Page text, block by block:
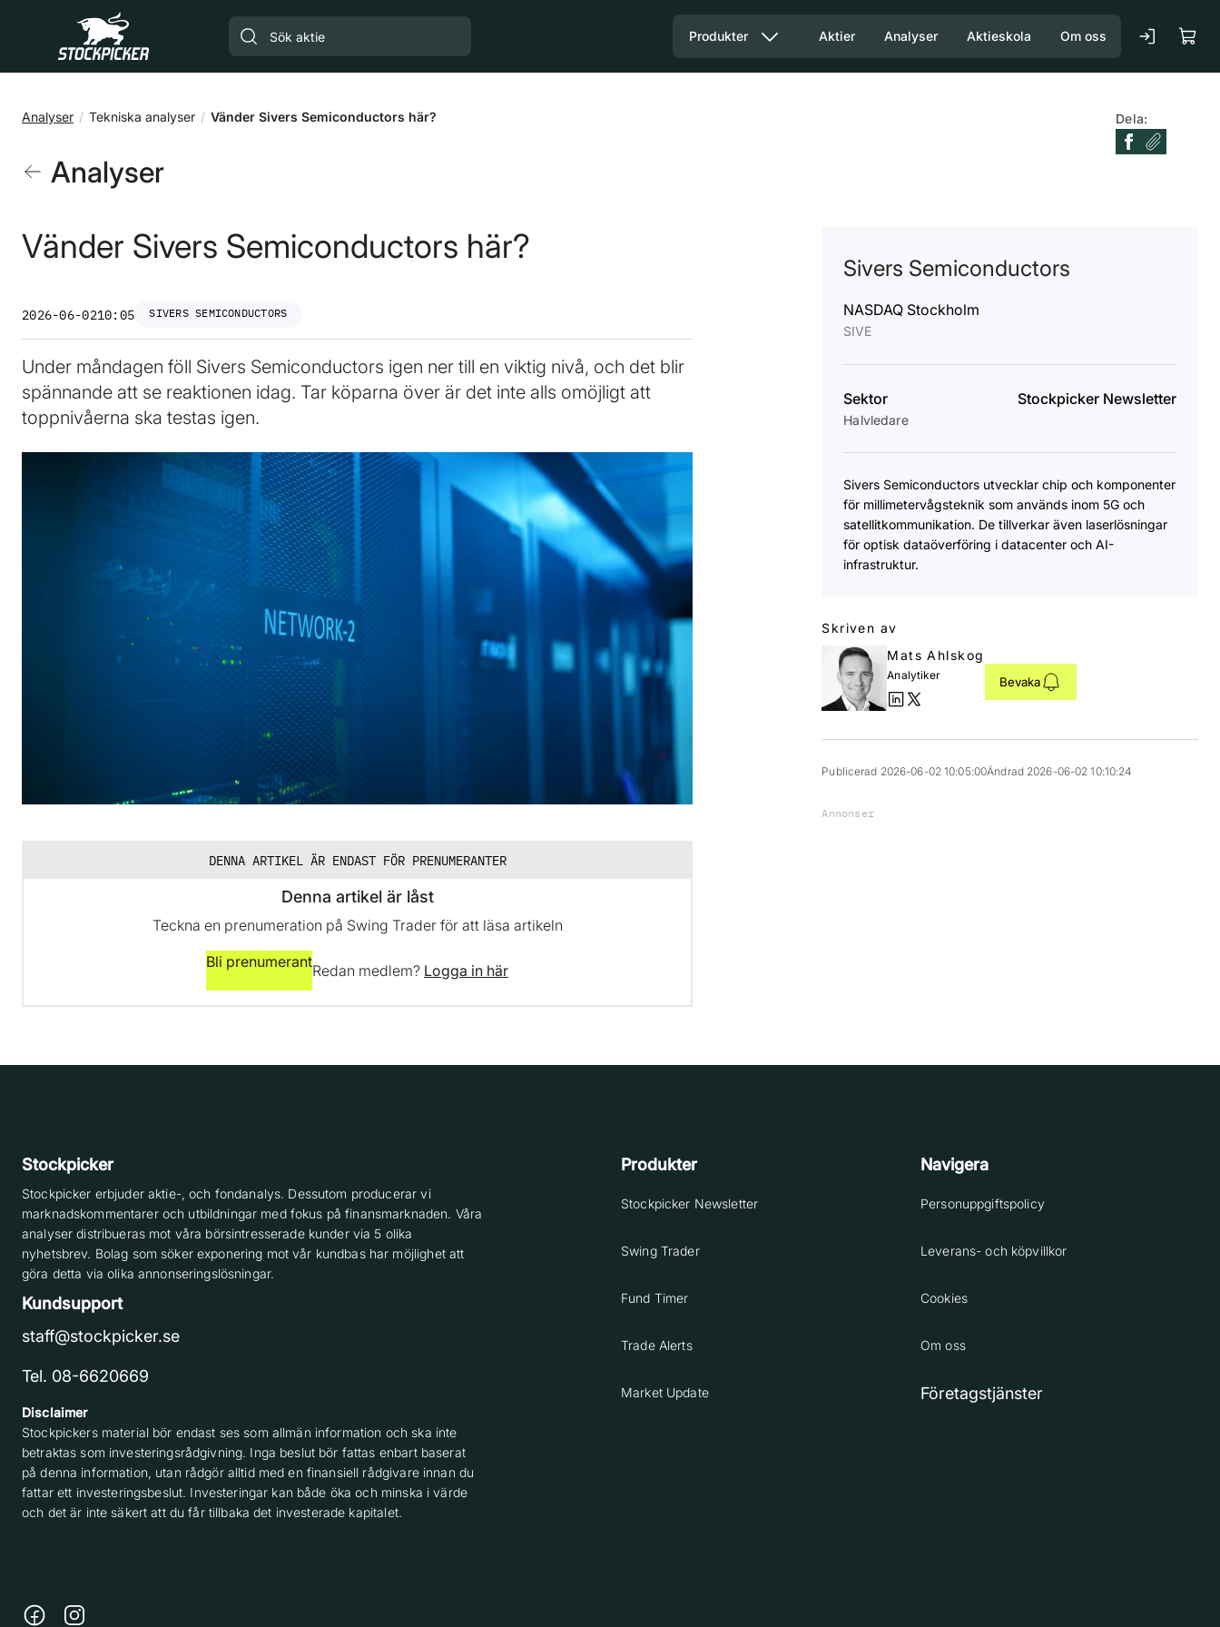
Gå till huvudinnehåll
Produkter Aktier Analyser Aktieskola Om oss
Analyser Tekniska analyser Vänder Sivers Semiconductors här? Dela:
Analyser
Vänder Sivers Semiconductors här?
2026-06-0210:05 SIVERS SEMICONDUCTORS
Under måndagen föll Sivers Semiconductors igen ner till en viktig nivå, och det blir
spännande att se reaktionen idag. Tar köparna över är det inte alls omöjligt att
toppnivåerna ska testas igen.
DENNA ARTIKEL ÄR ENDAST FÖR PRENUMERANTER
Denna artikel är låst
Teckna en prenumeration på Swing Trader för att läsa artikeln
Bli prenumerantRedan medlem? Logga in här
Sivers Semiconductors
NASDAQ Stockholm
SIVE
Sektor
Halvledare
Stockpicker Newsletter
Sivers Semiconductors utvecklar chip och komponenter
för millimetervågsteknik som används inom 5G och
satellitkommunikation. De tillverkar även laserlösningar
för optisk dataöverföring i datacenter och AI-
infrastruktur.
Skriven av
Mats Ahlskog
Analytiker Bevaka
Publicerad 2026-06-02 10:05:00Ändrad 2026-06-02 10:10:24
Annonser
Stockpicker
Stockpicker erbjuder aktie-, och fondanalys. Dessutom producerar vi
marknadskommentarer och utbildningar med fokus på finansmarknaden. Våra
analyser distribueras mot våra börsintresserade kunder via 5 olika
nyhetsbrev. Bolag som söker exponering mot vår kundbas har möjlighet att
göra detta via olika annonseringslösningar.
Kundsupport
staff@stockpicker.se
Tel. 08-6620669
Disclaimer
Stockpickers material bör endast ses som allmän information och ska inte
betraktas som investeringsrådgivning. Inga beslut bör fattas enbart baserat
på denna information, utan rådgör alltid med en finansiell rådgivare innan du
fattar ett investeringsbeslut. Investeringar kan både öka och minska i värde
och det är inte säkert att du får tillbaka det investerade kapitalet.
Produkter
Stockpicker Newsletter
Swing Trader
Fund Timer
Trade Alerts
Market Update
Navigera
Personuppgiftspolicy
Leverans- och köpvillkor
Cookies
Om oss
Företagstjänster